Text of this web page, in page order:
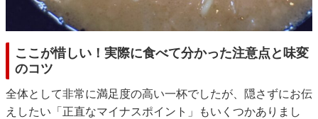
ここが惜しい！実際に食べて分かった注意点と味変
のコツ
全体として非常に満足度の高い一杯でしたが、隠さずにお伝
えしたい「正直なマイナスポイント」もいくつかありまし